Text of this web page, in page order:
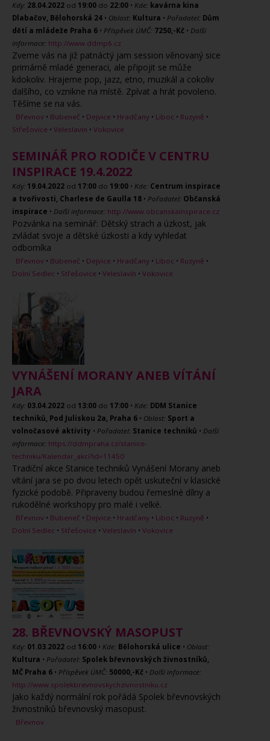
Kdy: 28.04.2022 od 19:00 do 22:00 • Kde: kavárna kina
Dlabačov, Bělohorská 24 • Oblast: Kultura • Pořadatel: Dům
dětí a mládeže Praha 6 • Příspěvek ÚMČ: 7250,-Kč • Další
informace: http://www.ddmp6.cz
Zveme vás na již patnáctý jam session věnovaný sice
primárně mladé generaci, ale připojit se může
kdokoliv. Hrajeme pop, jazz, etno, muzikál a cokoliv
dalšího, co vznikne na místě. Zpívat a hrát povoleno.
Těšíme se na vás.
Břevnov • Bubeneč • Dejvice • Hradčany • Liboc • Ruzyně •
Střešovice • Veleslavín • Vokovice
SEMINÁŘ PRO RODIČE V CENTRU
INSPIRACE 19.4.2022
Kdy: 19.04.2022 od 17:00 do 19:00 • Kde: Centrum inspirace
a tvořivosti, Charlese de Gaulla 18 • Pořadatel: Občanská
inspirace • Další informace: http://www.obcanskainspirace.cz
Pozvánka na seminář: Dětský strach a úzkost, jak
zvládat svoje a dětské úzkosti a kdy vyhledat
odborníka
Břevnov • Bubeneč • Dejvice • Hradčany • Liboc • Ruzyně •
Dolní Sedlec • Střešovice • Veleslavín • Vokovice
VYNÁŠENÍ MORANY ANEB VÍTÁNÍ
JARA
Kdy: 03.04.2022 od 13:00 do 17:00 • Kde: DDM Stanice
techniků, Pod Juliskou 2a, Praha 6 • Oblast: Sport a
volnočasové aktivity • Pořadatel: Stanice techniků • Další
informace: https://ddmpraha.cz/stanice-
techniku/Kalendar_akci?id=11450
Tradiční akce Stanice techniků Vynášení Morany aneb
vítání jara se po dvou letech opět uskuteční v klasické
fyzické podobě. Připraveny budou řemeslné dílny a
rukodělné workshopy pro malé i velké.
Břevnov • Bubeneč • Dejvice • Hradčany • Liboc • Ruzyně •
Dolní Sedlec • Střešovice • Veleslavín • Vokovice
28. BŘEVNOVSKÝ MASOPUST
Kdy: 01.03.2022 od 16:00 • Kde: Bělohorská ulice • Oblast:
Kultura • Pořadatel: Spolek břevnovských živnostníků,
MČ Praha 6 • Příspěvek ÚMČ: 50000,-Kč • Další informace:
http://www.spolekbrevnovskychzivnostniku.cz
Jako každý normální rok pořádá Spolek břevnovských
živnostníků břevnovský masopust.
Břevnov